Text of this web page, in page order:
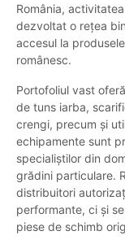
România,
dezvoltat o rețea
accesul la
românesc.
Portofoliul vast
de tuns iarba,
crengi, precum și
echipamente sunt
specialiștilor din
grădini particulare.
distribuitori
performante, ci și
piese de schimb